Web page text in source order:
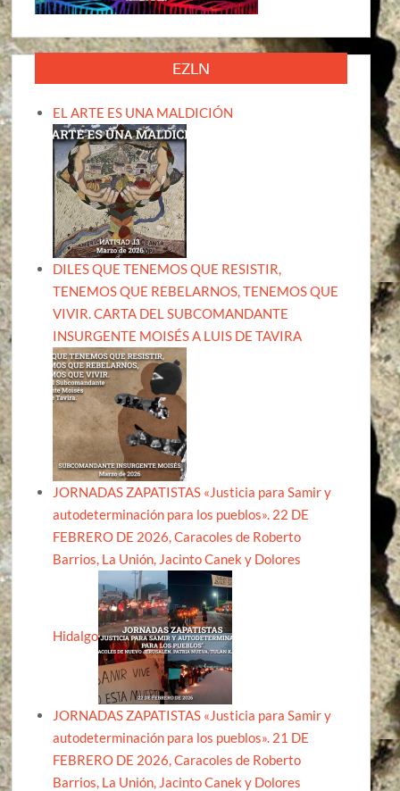
EZLN
EL ARTE ES UNA MALDICIÓN
DILES QUE TENEMOS QUE RESISTIR,
TENEMOS QUE REBELARNOS, TENEMOS QUE
VIVIR. CARTA DEL SUBCOMANDANTE
INSURGENTE MOISÉS A LUIS DE TAVIRA
JORNADAS ZAPATISTAS «Justicia para Samir y
autodeterminación para los pueblos». 22 DE
FEBRERO DE 2026, Caracoles de Roberto
Barrios, La Unión, Jacinto Canek y Dolores
Hidalgo
JORNADAS ZAPATISTAS «Justicia para Samir y
autodeterminación para los pueblos». 21 DE
FEBRERO DE 2026, Caracoles de Roberto
Barrios, La Unión, Jacinto Canek y Dolores